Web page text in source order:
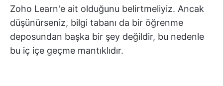
Zoho Learn'e ait olduğunu belirtmeliyiz. Ancak
düşünürseniz, bilgi tabanı da bir öğrenme
deposundan başka bir şey değildir, bu nedenle
bu iç içe geçme mantıklıdır.